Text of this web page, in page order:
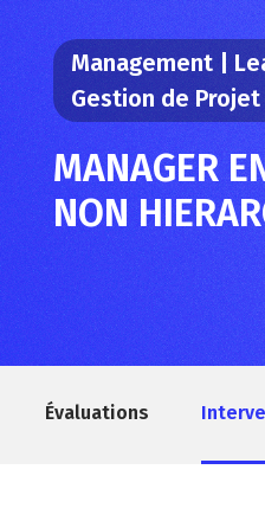
Management |
Gestion de Projet
MANAGER
NON
Évaluations